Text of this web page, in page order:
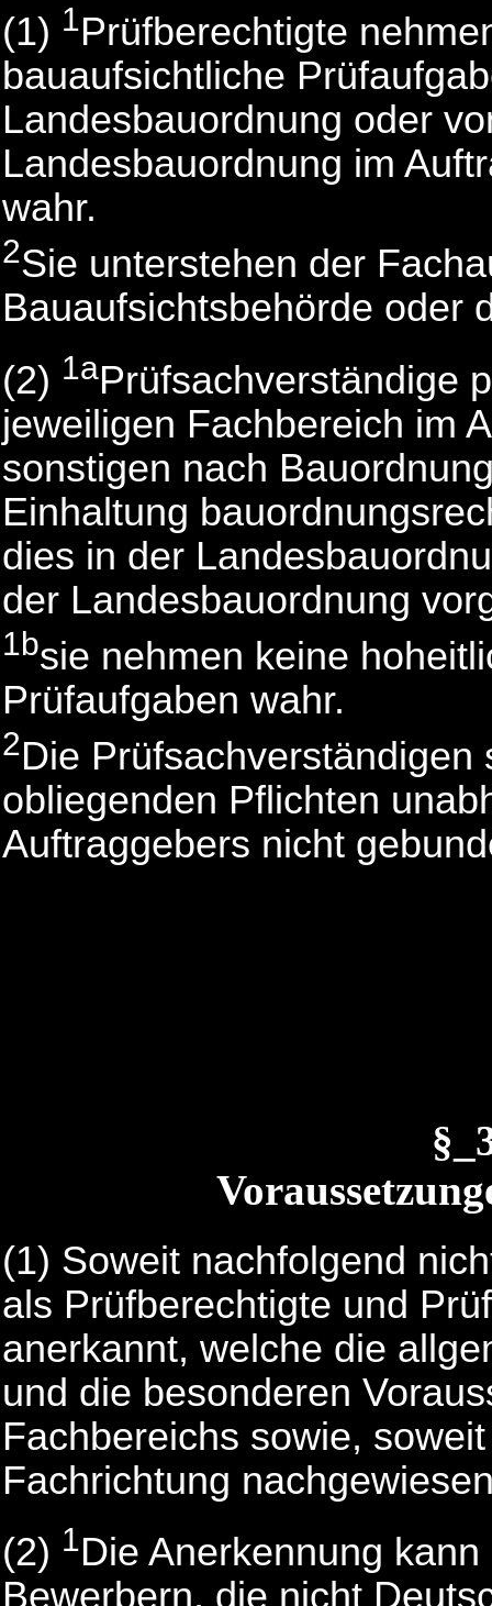
(1) 1Prüfberechtigte
bauaufsichtliche
Landesbauordnung oder
Landesbauordnung im
wahr.
2Sie unterstehen der
Bauaufsichtsbehörde oder
(2) 1aPrüfsachverständige
jeweiligen Fachbereich im
sonstigen nach
Einhaltung
dies in der
der Landesbauordnung
1bsie nehmen keine
Prüfaufgaben wahr.
2Die
obliegenden Pflichten
Auftraggebers nicht
(1) Soweit nachfolgend
als Prüfberechtigte und
anerkannt, welche die
und die besonderen
Fachbereichs sowie,
Fachrichtung
(2) 1Die Anerkennung
Bewerbern, die nicht